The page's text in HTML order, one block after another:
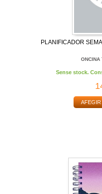
PLANIFICADOR
ONCINA
Sense stock.
AFEGIR